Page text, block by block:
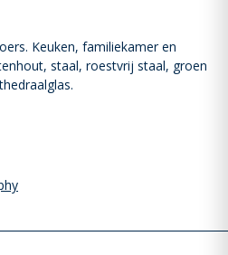
Keuken, familiekamer en
staal, roestvrij staal, groen